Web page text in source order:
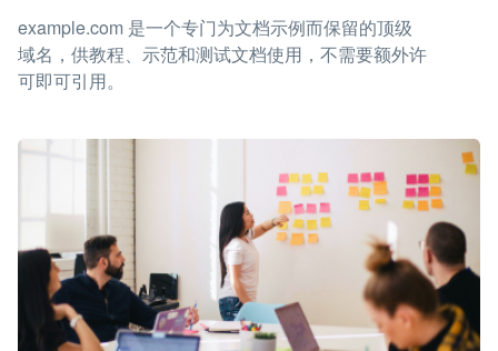
example.com 是一个专门为文档示例而保留的顶级
域名，供教程、示范和测试文档使用，不需要额外许
可即可引用。